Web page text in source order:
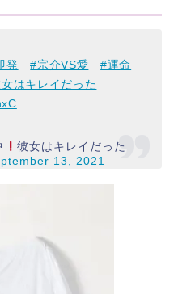
発 #宗介VS愛
#運命
はキレイだった
彼女はキレイだった
13, 2021